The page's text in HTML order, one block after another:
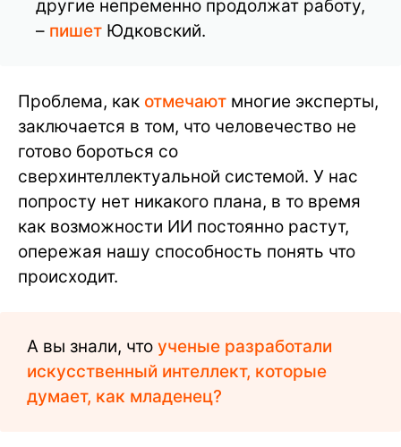
другие непременно продолжат работу,
– пишет Юдковский.
Проблема, как отмечают многие эксперты,
заключается в том, что человечество не
готово бороться со
сверхинтеллектуальной системой. У нас
попросту нет никакого плана, в то время
как возможности ИИ постоянно растут,
опережая нашу способность понять что
происходит.
А вы знали, что ученые разработали
искусственный интеллект, которые
думает, как младенец?